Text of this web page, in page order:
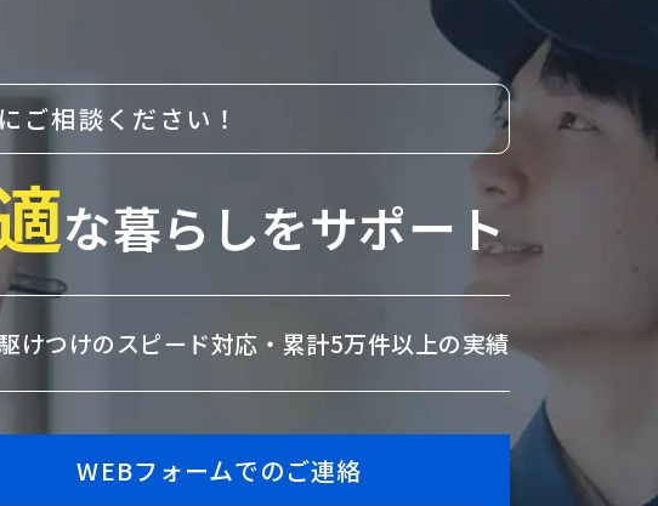
ご相談ください！
な暮らしをサポート
けつけのスピード対応・ 累計5万件以上の実績
WEBフォームでのご連絡